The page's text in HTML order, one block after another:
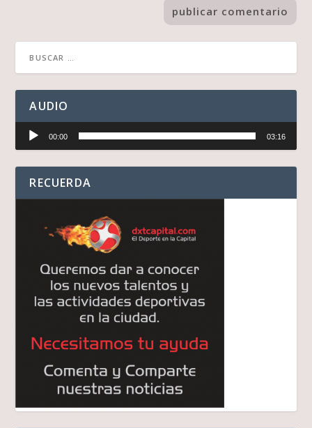
AUDIO
Reproductor
audio
00:00 03:16
RECUERDA